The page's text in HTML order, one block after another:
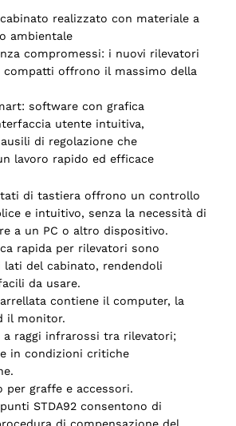
realizzato con materiale a
ambientale
compromessi: i nuovi rilevatori
compatti offrono il massimo della
software con grafica
utente intuitiva,
di regolazione che
lavoro rapido ed efficace
di tastiera offrono un controllo
e intuitivo, senza la necessità di
a un PC o altro dispositivo.
rapida per rilevatori sono
lati del cabinato, rendendoli
da usare.
contiene il computer, la
il monitor.
a raggi infrarossi tra rilevatori;
in condizioni critiche
per graffe e accessori.
STDA92 consentono di
di compensazione del